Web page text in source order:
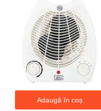
Adaugă în coș